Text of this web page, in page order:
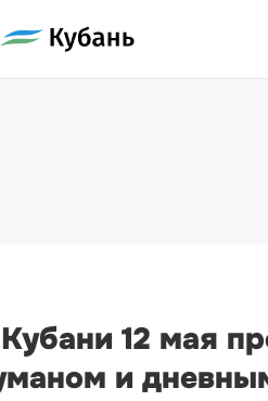
12 мая
и